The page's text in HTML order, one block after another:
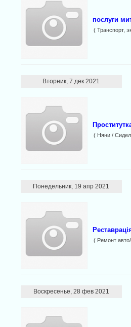
послуги
( Транспорт,
Вторник, 7 дек 2021
( Няни /
Понедельник, 19 апр 2021
( Ремонт
Воскресенье, 28 фев 2021